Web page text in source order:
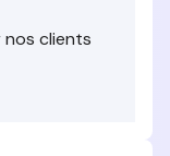
nos clients